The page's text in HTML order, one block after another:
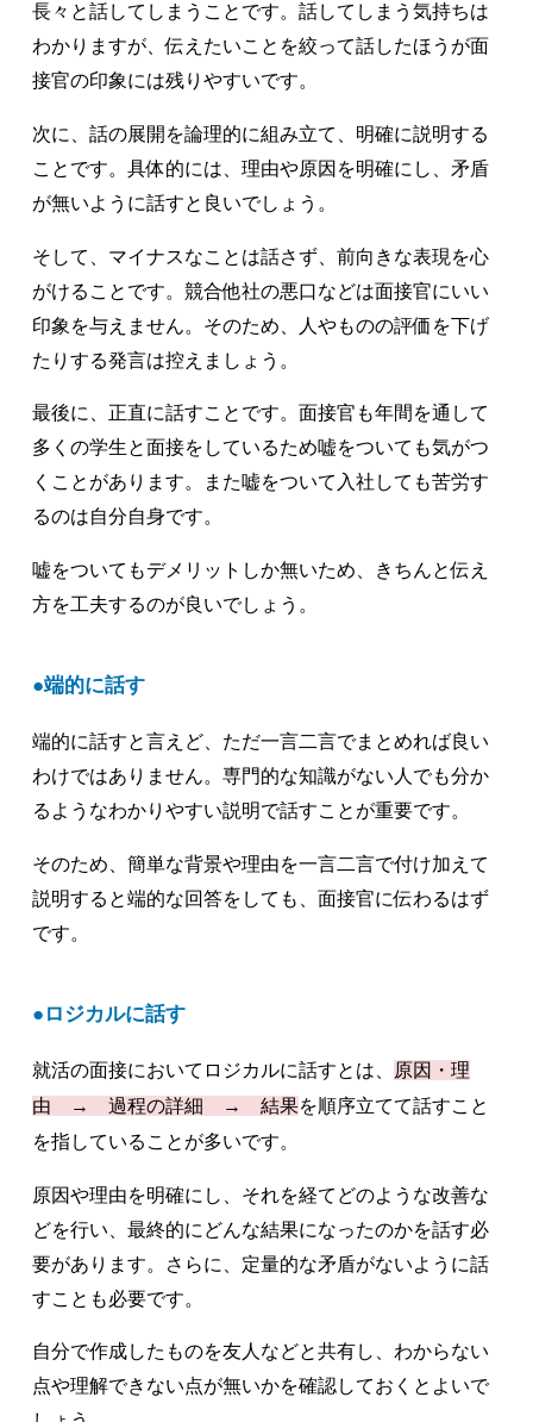
長々と話してしまうことです。話してしまう気持ちは
わかりますが、伝えたいことを絞って話したほうが面
接官の印象には残りやすいです。
次に、話の展開を論理的に組み立て、明確に説明する
ことです。具体的には、理由や原因を明確にし、矛盾
が無いように話すと良いでしょう。
そして、マイナスなことは話さず、前向きな表現を心
がけることです。競合他社の悪口などは面接官にいい
印象を与えません。そのため、人やものの評価を下げ
たりする発言は控えましょう。
最後に、正直に話すことです。面接官も年間を通して
多くの学生と面接をしているため嘘をついても気がつ
くことがあります。また嘘をついて入社しても苦労す
るのは自分自身です。
嘘をついてもデメリットしか無いため、きちんと伝え
方を工夫するのが良いでしょう。
端的に話す
端的に話すと言えど、ただ一言二言でまとめれば良い
わけではありません。専門的な知識がない人でも分か
るようなわかりやすい説明で話すことが重要です。
そのため、簡単な背景や理由を一言二言で付け加えて
説明すると端的な回答をしても、面接官に伝わるはず
です。
ロジカルに話す
就活の面接においてロジカルに話すとは、
原因・理
由 → 過程の詳細 → 結果を順序立てて話すこと
を指していることが多いです。
原因や理由を明確にし、それを経てどのような改善な
どを行い、最終的にどんな結果になったのかを話す必
要があります。さらに、定量的な矛盾がないように話
すことも必要です。
自分で作成したものを友人などと共有し、わからない
点や理解できない点が無いかを確認しておくとよいで